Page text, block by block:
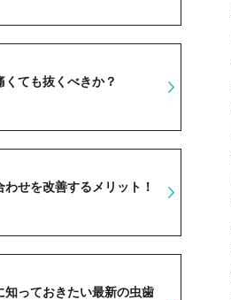
ても抜くべきか？
せを改善するメリット！
知っておきたい最新の虫歯